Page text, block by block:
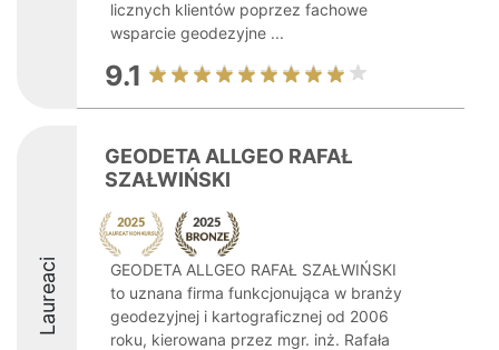
licznych klientów poprzez fachowe
wsparcie geodezyjne ...
9.1
Laureaci
GEODETA ALLGEO RAFAŁ
SZAŁWIŃSKI
GEODETA ALLGEO RAFAŁ SZAŁWIŃSKI
to uznana firma funkcjonująca w branży
geodezyjnej i kartograficznej od 2006
roku, kierowana przez mgr. inż. Rafała